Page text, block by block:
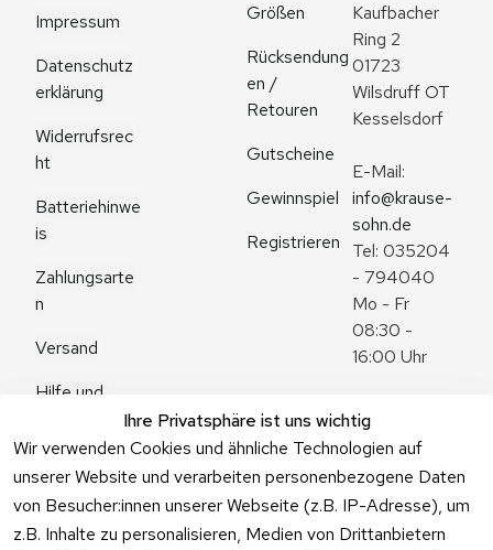
Ihre Privatsphäre ist uns wichtig
Wir verwenden Cookies und ähnliche Technologien auf
unserer Website und verarbeiten personenbezogene Daten
von Besucher:innen unserer Webseite (z.B. IP-Adresse), um
z.B. Inhalte zu personalisieren, Medien von Drittanbietern
Impressum
Datenschutz
erklärung
Widerrufsrec
ht
Batteriehinwe
is
Zahlungsarte
n
Versand
Hilfe und
Fragen
Größen
Rücksendung
en /
Retouren
Gutscheine
Gewinnspiel
Registrieren
Kaufbacher
Ring 2
01723
Wilsdruff OT
Kesselsdorf
info@krause-
sohn.de
Tel: 035204
- 794040
Mo - Fr
08:30 -
16:00 Uhr
Zum
Kontaktformu
lar